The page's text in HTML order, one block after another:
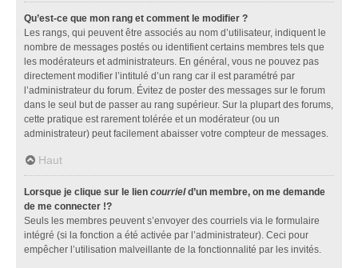
Qu’est-ce que mon rang et comment le modifier ?
Les rangs, qui peuvent être associés au nom d’utilisateur, indiquent le
nombre de messages postés ou identifient certains membres tels que
les modérateurs et administrateurs. En général, vous ne pouvez pas
directement modifier l’intitulé d’un rang car il est paramétré par
l’administrateur du forum. Évitez de poster des messages sur le forum
dans le seul but de passer au rang supérieur. Sur la plupart des forums,
cette pratique est rarement tolérée et un modérateur (ou un
administrateur) peut facilement abaisser votre compteur de messages.
Haut
Lorsque je clique sur le lien courrield’un membre, on me demande
de me connecter !?
Seuls les membres peuvent s’envoyer des courriels via le formulaire
intégré (si la fonction a été activée par l’administrateur). Ceci pour
empêcher l’utilisation malveillante de la fonctionnalité par les invités.